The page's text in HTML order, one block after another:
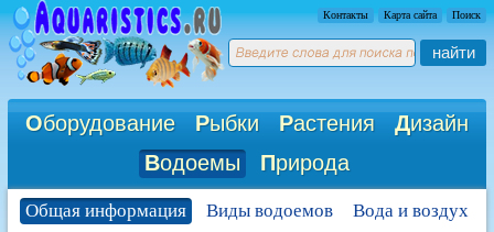
Контакты Карта сайта Поиск
найти
Оборудование Рыбки Растения Дизайн
Водоемы Природа
Общая информация Виды водоемов
Вода и воздух